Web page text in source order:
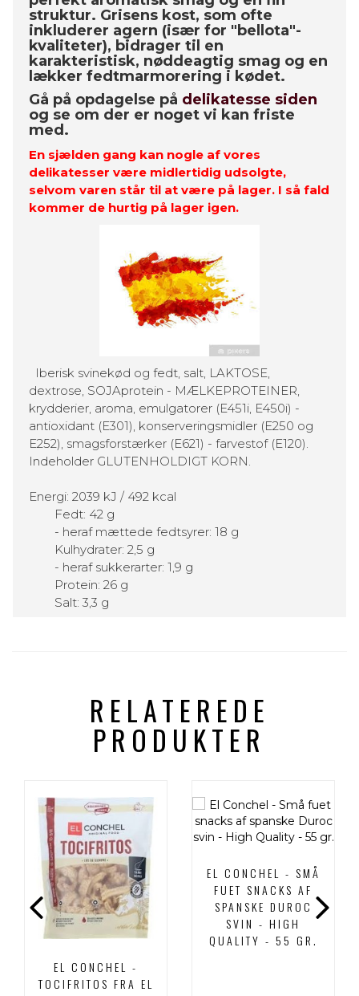
struktur. Grisens kost, som ofte
inkluderer agern (især for "bellota"-
kvaliteter), bidrager til en
karakteristisk, nøddeagtig smag og en
lækker fedtmarmorering i kødet.
Gå på opdagelse på delikatesse siden
og se om der er noget vi kan friste
med.
En sjælden gang kan nogle af vores
delikatesser være midlertidig udsolgte,
selvom varen står til at være på lager. I så fald
kommer de hurtig på lager igen.
Iberisk svinekød og fedt, salt, LAKTOSE,
dextrose, SOJAprotein - MÆLKEPROTEINER,
krydderier, aroma, emulgatorer (E451i, E450i) -
antioxidant (E301), konserveringsmidler (E250 og
E252), smagsforstærker (E621) - farvestof (E120).
Indeholder GLUTENHOLDIGT KORN.
Energi: 2039 kJ / 492 kcal
Fedt: 42 g
- heraf mættede fedtsyrer: 18 g
Kulhydrater: 2,5 g
- heraf sukkerarter: 1,9 g
Protein: 26 g
Salt: 3,3 g
RELATEREDE
PRODUKTER
EL CONCHEL -
TOCIFRITOS FRA EL
EL CONCHEL - SMÅ
FUET SNACKS AF
SPANSKE DUROC
SVIN - HIGH
QUALITY - 55 GR.